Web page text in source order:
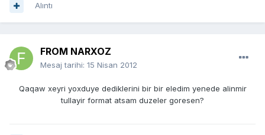
Alıntı
FROM NARXOZ
Mesaj tarihi: 15 Nisan 2012
Qaqaw xeyri yoxduye dediklerini bir bir eledim yenede alinmir
tullayir format atsam duzeler goresen?